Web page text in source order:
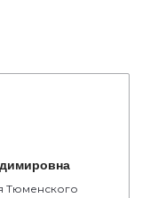
Тюменского